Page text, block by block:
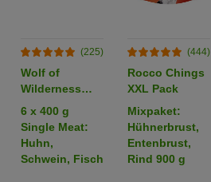
(225)
Wolf of
Wilderness
Adult -
Mixpaket
6 x 400 g
Single Meat:
Huhn,
Schwein, Fisch
(444)
Rocco Chings
XXL Pack
Mixpaket:
Hühnerbrust,
Entenbrust,
Rind 900 g